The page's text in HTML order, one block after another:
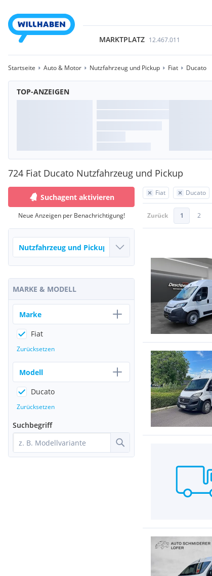
MARKTPLATZ 12.467.011
Startseite Auto & Motor Nutzfahrzeug und Pickup Fiat Ducato
TOP-ANZEIGEN
724 Fiat Ducato Nutzfahrzeug und Pickup
Fiat Ducato
Zurück 1 2
Suchagent aktivieren
Neue Anzeigen per Benachrichtigung!
MARKE & MODELL
Marke
Fiat
Zurücksetzen
Modell
Ducato
Zurücksetzen
Suchbegriff